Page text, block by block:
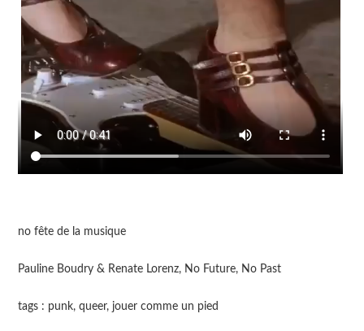
no fête de la musique
Pauline Boudry & Renate Lorenz, No Future, No Past
tags : punk, queer, jouer comme un pied